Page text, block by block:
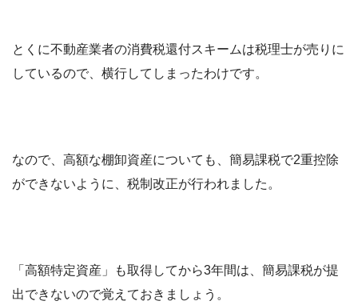
とくに不動産業者の消費税還付スキームは税理士が売りに
しているので、横行してしまったわけです。
なので、高額な棚卸資産についても、簡易課税で2重控除
ができないように、税制改正が行われました。
「高額特定資産」も取得してから3年間は、簡易課税が提
出できないので覚えておきましょう。